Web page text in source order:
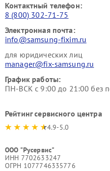
Контактный телефон:
8 (800) 302-71-75
Электронная почта:
info@samsung-fixim.ru
для юридических лиц
manager@fix-samsung.ru
График работы:
ПН-ВСК с 9:00 до 21:00 без
Рейтинг сервисного центра
4.9-5.0
ООО "Русервис"
ИНН 7702633247
ОГРН 1077746335776